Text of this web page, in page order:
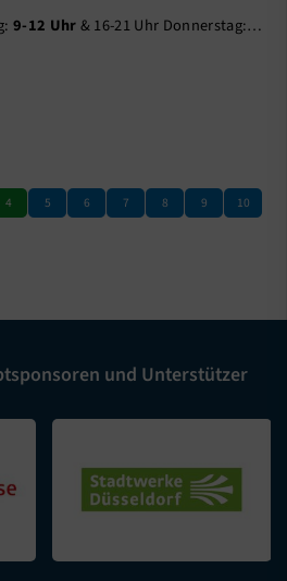
9-12 Uhr& 16-21 Uhr Donnerstag:…
4 5 6 7 8 9
10
und Unterstützer